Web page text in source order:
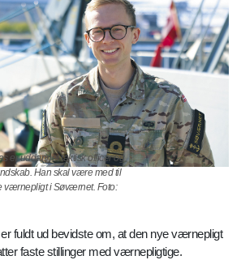
er uddannet taktisk officer og
Han skal være med til
værnepligt i Søværnet. Foto:
fuldt ud bevidste om, at den nye værnepligt
faste stillinger med værnepligtige.